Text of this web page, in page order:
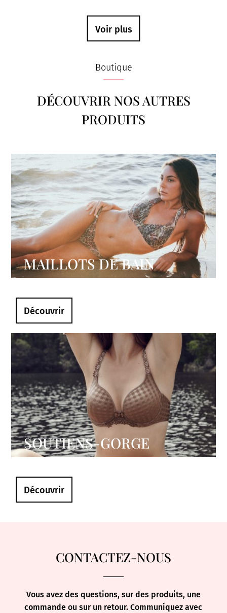
Voir plus
Boutique
DÉCOUVRIR NOS AUTRES
PRODUITS
MAILLOTS DE BAIN
Découvrir
SOUTIENS-GORGE
Découvrir
CONTACTEZ-NOUS
Vous avez des questions, sur des produits, une
commande ou sur un retour. Communiquez avec